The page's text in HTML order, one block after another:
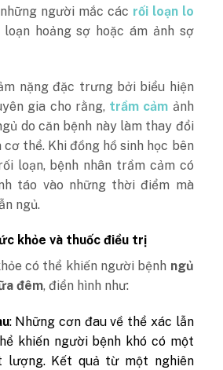
người mắc các rối loạn lo
loạn hoảng sợ hoặc ám ảnh sợ
nặng đặc trưng bởi biểu hiện
gia cho rằng, trầm cảm ảnh
do căn bệnh này làm thay đổi
cơ thể. Khi đồng hồ sinh học bên
loạn, bệnh nhân trầm cảm có
táo vào những thời điểm mà
ngủ.
khỏe và thuốc điều trị
có thể khiến người bệnh ngủ
đêm, điển hình như:
: Những cơn đau về thể xác lẫn
khiến người bệnh khó có một
lượng. Kết quả từ một nghiên